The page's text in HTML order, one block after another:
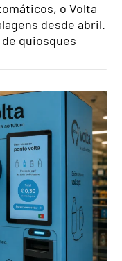
o Volta
desde abril.
quiosques